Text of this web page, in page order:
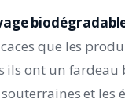
que les
ils ont un fardeau
et les